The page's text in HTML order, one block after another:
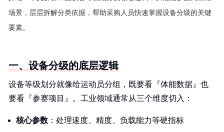
场景，层层拆解分类依据，帮助采购人员快速掌握设备分级的关键
要素。
一、设备分级的底层逻辑
设备等级划分就像给运动员分组，既要看『体能数据』也
要看『参赛项目』。工业领域通常从三个维度切入：
核心参数 ：处理速度、精度、负载能力等硬指标